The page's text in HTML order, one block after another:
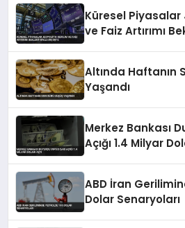
Küresel
ve Faiz Artırımı
Altında Haftanın
Yaşandı
Merkez Bankası
Açığı 1.4 Milyar
ABD İran
Dolar Senaryoları